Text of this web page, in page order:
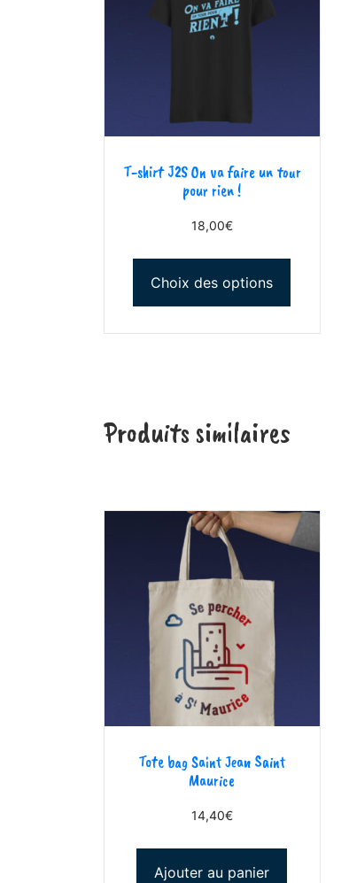
T-shirt J2S On va faire un tour
pour rien !
18,00€
Choix des options
Produits similaires
Tote bag Saint Jean Saint
Maurice
14,40€
Ajouter au panier